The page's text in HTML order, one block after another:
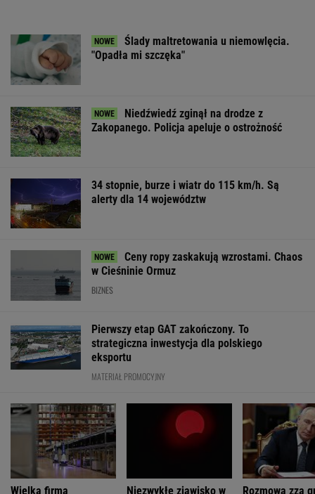
Ślady maltretowania u niemowlęcia.
"Opadła mi szczęka"
Niedźwiedź zginął na drodze z
Zakopanego. Policja apeluje o ostrożność
34 stopnie, burze i wiatr do 115 km/h. Są
alerty dla 14 województw
Ceny ropy zaskakują wzrostami. Chaos
w Cieśninie Ormuz
BIZNES
Pierwszy etap GAT zakończony. To
strategiczna inwestycja dla polskiego
eksportu
MATERIAŁ PROMOCYJNY
Wielka firma Niezwykłe zjawisko w Rozmowa zza